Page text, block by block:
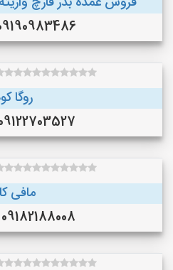
09190983486
روگا
09122703527
مافی
09182188008 (همدان)